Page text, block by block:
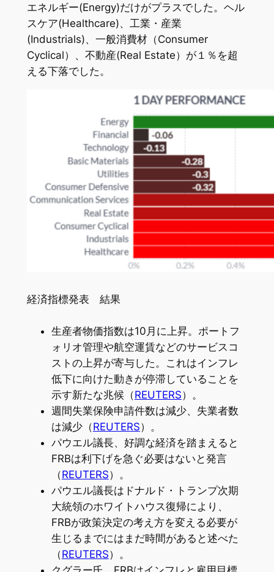
エネルギー(Energy)だけがプラスでした。ヘル
スケア(Healthcare)、工業・産業
(Industrials)、一般消費材（Consumer
Cyclical）、不動産(Real Estate）が１％を超
える下落でした。
経済指標発表 結果
生産者物価指数は10月に上昇。ポートフ
ォリオ管理や航空運賃などのサービスコ
ストの上昇が寄与した。これはインフレ
低下に向けた動きが停滞していることを
示す新たな兆候（REUTERS）。
週間失業保険申請件数は減少、失業者数
は減少（REUTERS）。
パウエル議長、好調な経済を踏まえると
FRBは利下げを急ぐ必要はないと発言
（REUTERS）。
パウエル議長はドナルド・トランプ次期
大統領のホワイトハウス復帰により、
FRBが政策決定の考え方を変える必要が
生じるまでにはまだ時間があると述べた
（REUTERS）。